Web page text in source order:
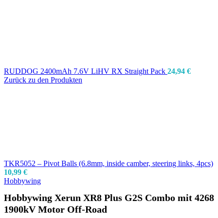
RUDDOG 2400mAh 7.6V LiHV RX Straight Pack 24,94 €
Zurück zu den Produkten
TKR5052 – Pivot Balls (6.8mm, inside camber, steering links, 4pcs)
10,99 €
Hobbywing
Hobbywing Xerun XR8 Plus G2S Combo mit 4268
1900kV Motor Off-Road